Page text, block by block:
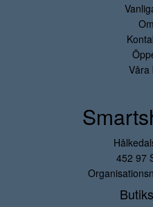
Våra
452 97